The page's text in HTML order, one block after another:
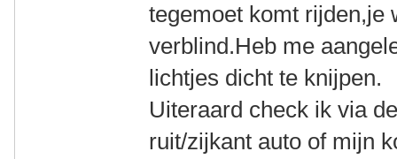
tegemoet komt rijden,je
verblind.Heb me
lichtjes dicht te knijpen.
Uiteraard check ik via
ruit/zijkant auto of mijn